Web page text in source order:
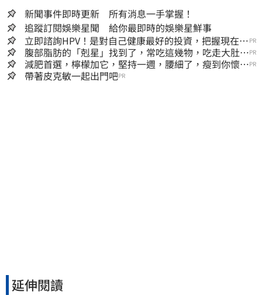
新聞事件即時更新 所有消息一手掌握！
追蹤訂閱娛樂星聞 給你最即時的娛樂星鮮事
立即諮詢HPV！是對自己健康最好的投資，把握現在不
嫌晚！
PR
腹部脂肪的「剋星」找到了，常吃這幾物，吃走大肚
囊，瘦出小蠻腰
PR
減肥首選，檸檬加它，堅持一週，腰細了，瘦到你懷疑
人生
PR
帶著皮克敏一起出門吧PR
延伸閱讀